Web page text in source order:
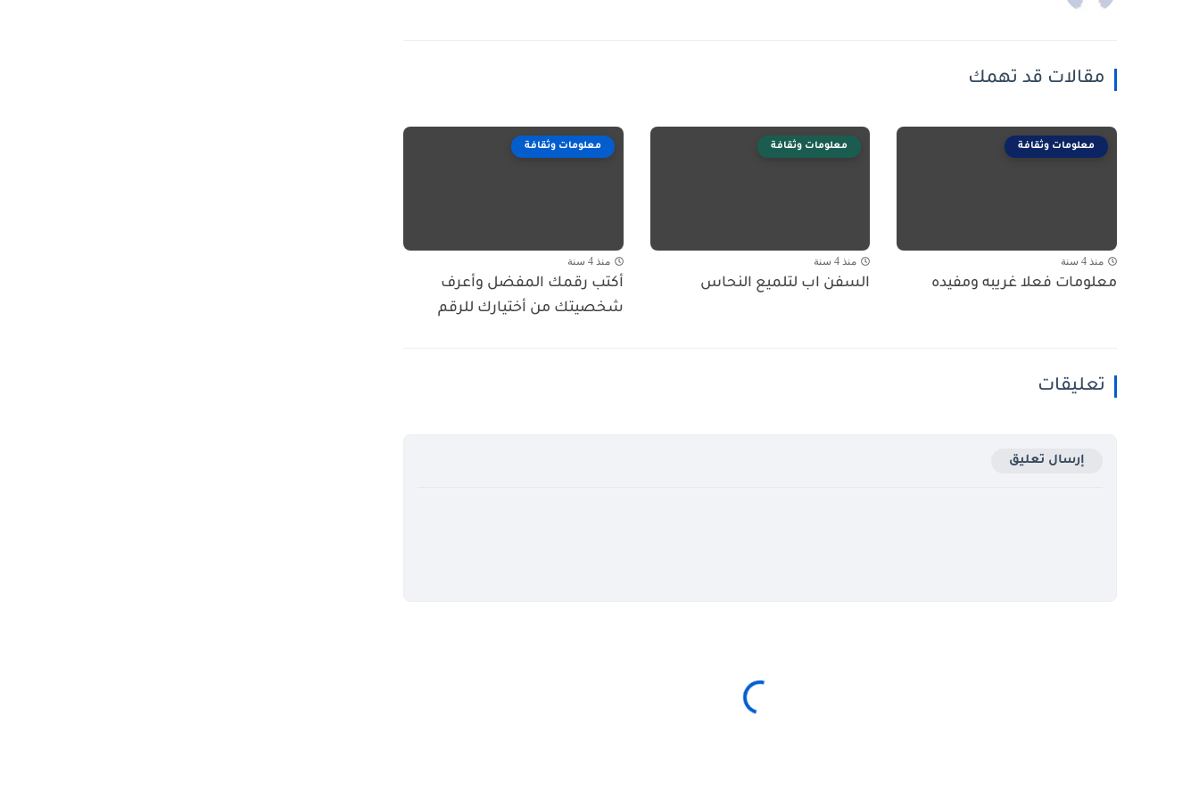
مقالات قد تهمك
معلومات وثقافة
منذ 4 سنة
معلومات فعلا غريبه ومفيده
معلومات وثقافة
منذ 4 سنة
السفن اب لتلميع النحاس
معلومات وثقافة
منذ 4 سنة
أكتب رقمك المفضل وأعرف
شخصيتك من أختيارك للرقم
تعليقات
إرسال تعليق